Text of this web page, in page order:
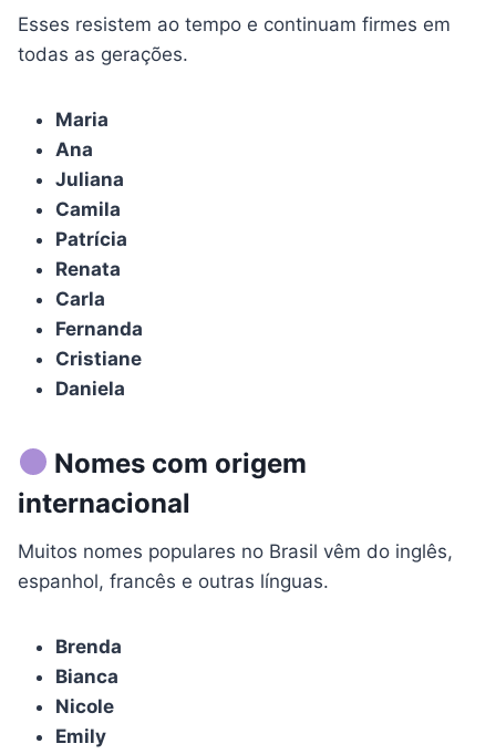
Esses resistem ao tempo e continuam firmes em
todas as gerações.
Maria
Ana
Juliana
Camila
Patrícia
Renata
Carla
Fernanda
Cristiane
Daniela
Nomes com origem
internacional
Muitos nomes populares no Brasil vêm do inglês,
espanhol, francês e outras línguas.
Brenda
Bianca
Nicole
Emily